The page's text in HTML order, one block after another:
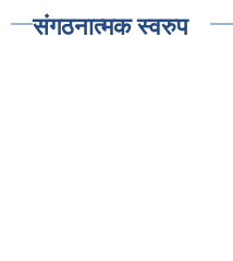
संगठनात्मक स्वरुप